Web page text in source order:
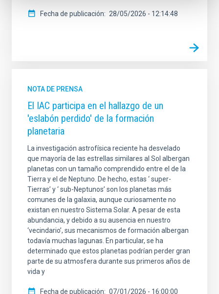
Fecha de publicación 28/05/2026 - 12:14:48
NOTA DE PRENSA
El IAC participa en el hallazgo de un
'eslabón perdido' de la formación
planetaria
La investigación astrofísica reciente ha desvelado
que mayoría de las estrellas similares al Sol albergan
planetas con un tamaño comprendido entre el de la
Tierra y el de Neptuno. De hecho, estas ‘ super-
Tierras’ y ‘ sub-Neptunos’ son los planetas más
comunes de la galaxia, aunque curiosamente no
existan en nuestro Sistema Solar. A pesar de esta
abundancia, y debido a su ausencia en nuestro
‘vecindario’, sus mecanismos de formación albergan
todavía muchas lagunas. En particular, se ha
determinado que estos planetas podrían perder gran
parte de su atmosfera durante sus primeros años de
vida y
Fecha de publicación 07/01/2026 - 16:00:00